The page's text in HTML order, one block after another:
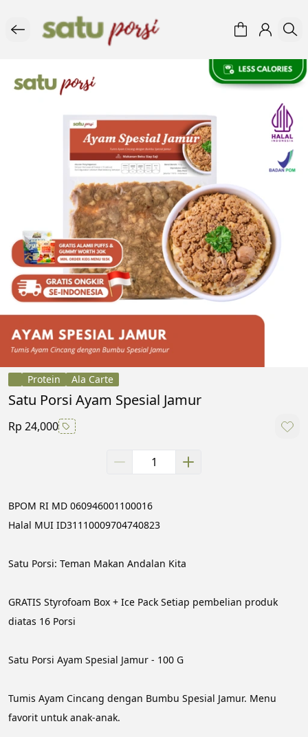
Protein Ala Carte
Satu Porsi Ayam Spesial Jamur
Rp 24,000
BPOM RI MD 060946001100016
Halal MUI ID31110009704740823
Satu Porsi: Teman Makan Andalan Kita
GRATIS Styrofoam Box + Ice Pack Setiap pembelian produk
diatas 16 Porsi
Satu Porsi Ayam Spesial Jamur - 100 G
Tumis Ayam Cincang dengan Bumbu Spesial Jamur. Menu
favorit untuk anak-anak.